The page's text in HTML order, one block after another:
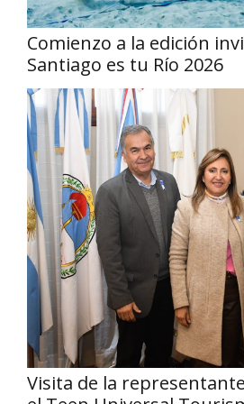
Comienzo a la edición
Santiago es tu Río 2026
Visita de la